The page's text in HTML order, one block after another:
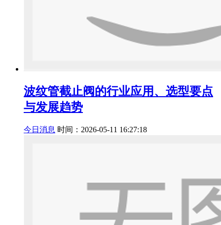
波纹管截止阀的行业应用、选型要点
与发展趋势
今日消息 时间：2026-05-11 16:27:18